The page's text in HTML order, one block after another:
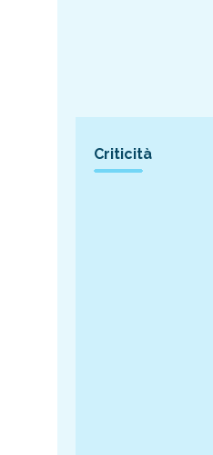
Criticità